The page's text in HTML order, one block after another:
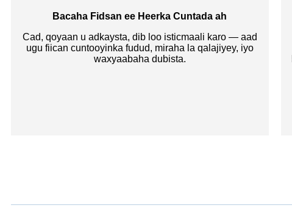
Bacaha Fidsan ee Heerka Cuntada ah
Cad, qoyaan u adkaysta, dib loo isticmaali karo — aad
ugu fiican cuntooyinka fudud, miraha la qalajiyey, iyo
waxyaabaha dubista.